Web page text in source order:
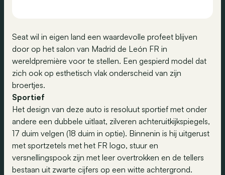
Seat wil in eigen land een waardevolle profeet blijven
door op het salon van Madrid de León FR in
wereldpremière voor te stellen. Een gespierd model dat
zich ook op esthetisch vlak onderscheid van zijn
broertjes.
Sportief
Het design van deze auto is resoluut sportief met onder
andere een dubbele uitlaat, zilveren achteruitkijkspiegels,
17 duim velgen (18 duim in optie). Binnenin is hij uitgerust
met sportzetels met het FR logo, stuur en
versnellingspook zijn met leer overtrokken en de tellers
bestaan uit zwarte cijfers op een witte achtergrond.